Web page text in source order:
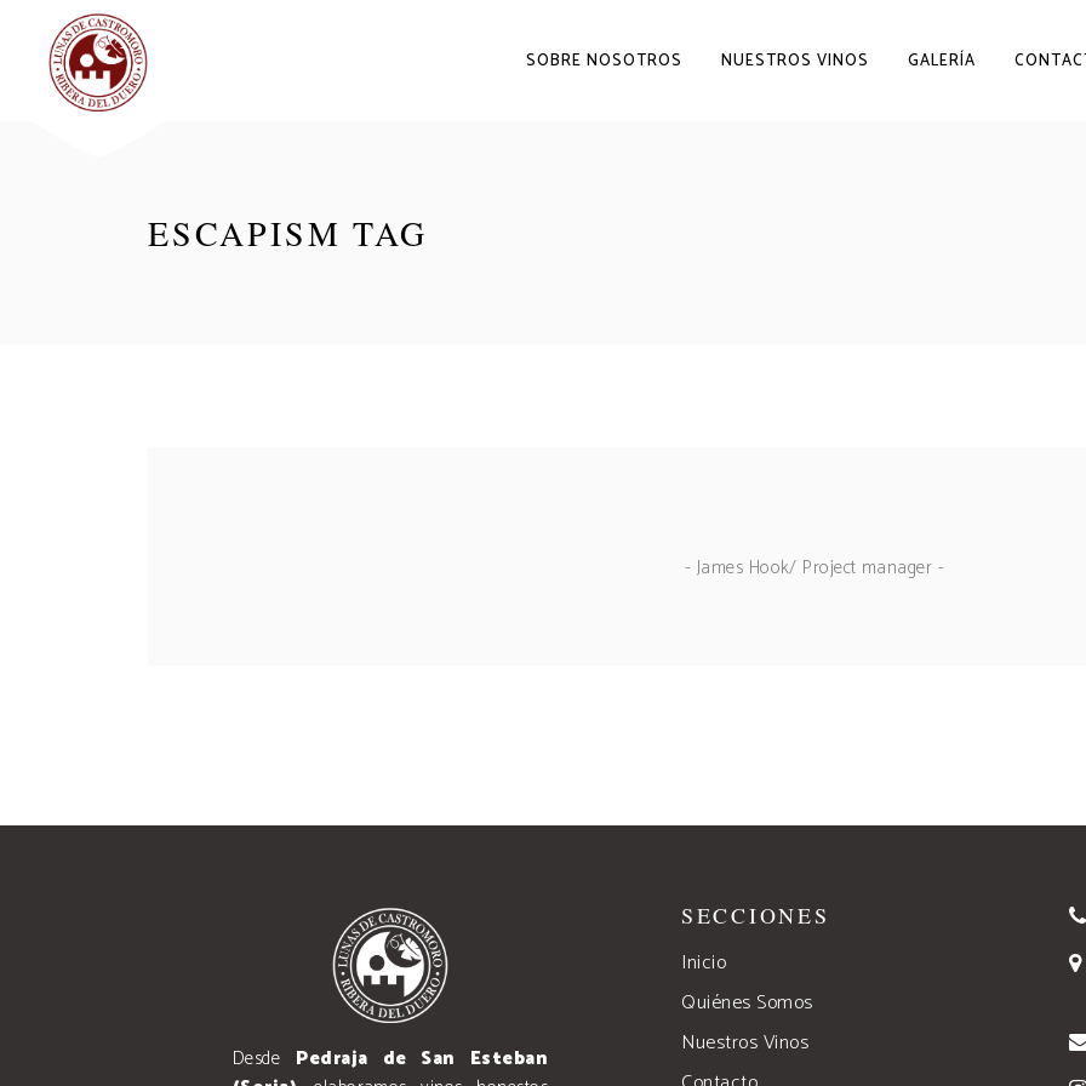
SOBRE NOSOTROS NUESTROS VINOS GALERÍA
ESCAPISM TAG
- James Hook/ Project manager -
Desde Pedraja de San Esteban
SECCIONES
Inicio
Quiénes Somos
Nuestros Vinos